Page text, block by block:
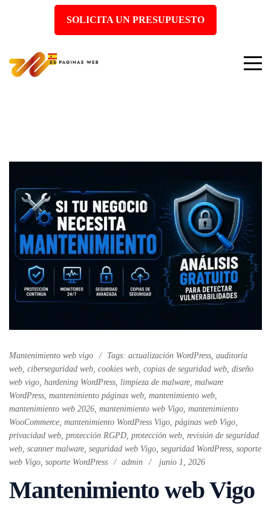
SOLICITA UN PRESUPUESTO
Mantenimiento web vigo Tags: actualización WordPress, auditoría
web, ciberseguridad web, cookies web, copias de seguridad web, diseño
web vigo, hardening WordPress, limpieza de malware, malware
WordPress, mantenimiento páginas web, mantenimiento web,
mantenimiento web 2026, mantenimiento web Vigo, mantenimiento
WooCommerce, mantenimiento WordPress Vigo, páginas web Vigo,
privacidad web, protección RGPD, protección web, revisión de seguridad
web, scanner malware, seguridad web Vigo, seguridad WordPress, soporte
web Vigo, soporte WordPress admin junio 1, 2026
Mantenimiento web Vigo